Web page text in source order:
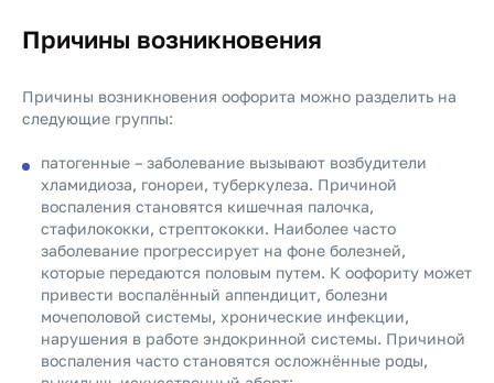
Причины возникновения
Причины возникновения оофорита можно разделить на
следующие группы:
патогенные – заболевание вызывают возбудители
хламидиоза, гонореи, туберкулеза. Причиной
воспаления становятся кишечная палочка,
стафилококки, стрептококки. Наиболее часто
заболевание прогрессирует на фоне болезней,
которые передаются половым путем. К оофориту может
привести воспалённый аппендицит, болезни
мочеполовой системы, хронические инфекции,
нарушения в работе эндокринной системы. Причиной
воспаления часто становятся осложнённые роды,